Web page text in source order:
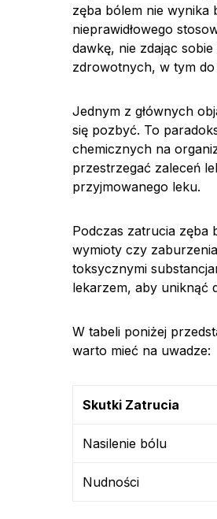
zęba bólem nie wynika
nieprawidłowego
dawkę, nie zdając
zdrowotnych, w tym do
Jednym z głównych
się pozbyć. To
chemicznych na
przestrzegać zaleceń
przyjmowanego leku.
Podczas zatrucia zęba
wymioty czy
toksycznymi
lekarzem, aby uniknąć
W tabeli poniżej
warto mieć na uwadze:
Skutki Zatrucia
Nasilenie bólu
Nudności